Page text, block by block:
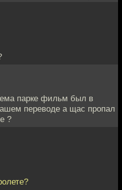
парке фильм был в
переводе а щас пропал
?